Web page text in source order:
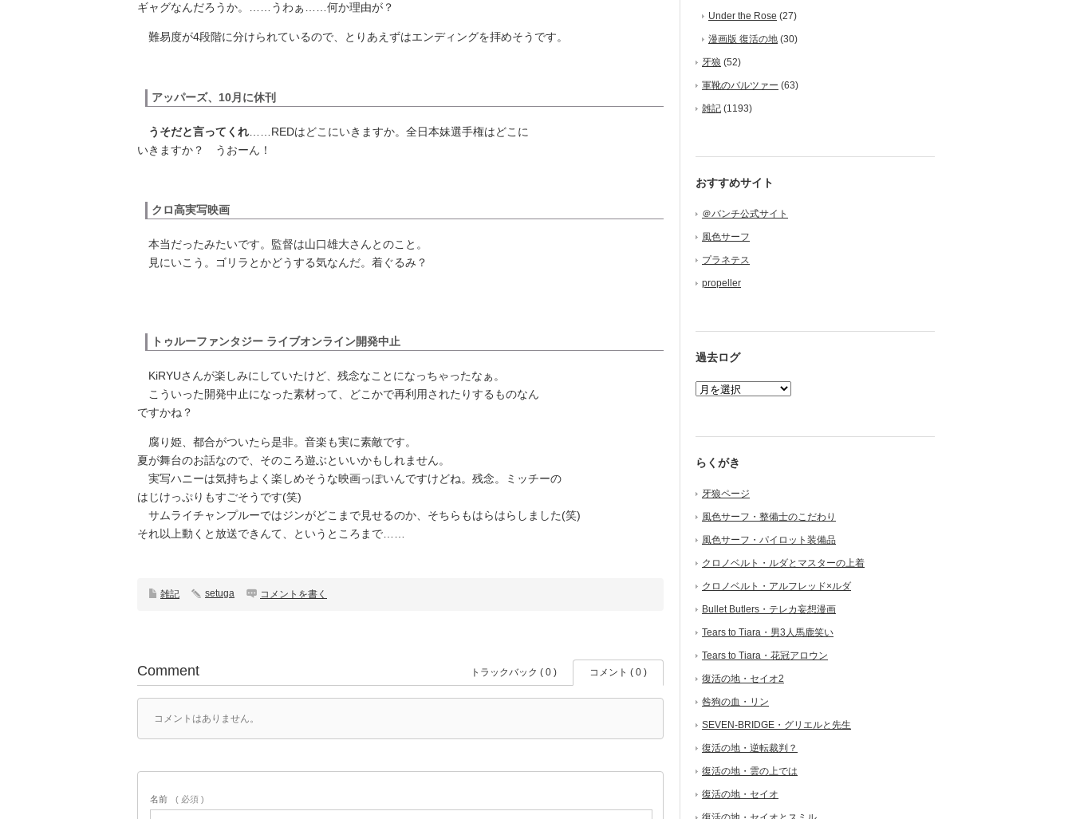
ギャグなんだろうか。……うわぁ……何か理由が？
難易度が4段階に分けられているので、とりあえずはエンディングを拝めそうです。
アッパーズ、10月に休刊
うそだと言ってくれ ……REDはどこにいきますか。全日本妹選手権はどこに
いきますか？ うおーん！
クロ高実写映画
本当だったみたいです。監督は山口雄大さんとのこと。
見にいこう。ゴリラとかどうする気なんだ。着ぐるみ？
トゥルーファンタジー ライブオンライン開発中止
KiRYUさんが楽しみにしていたけど、残念なことになっちゃったなぁ。
こういった開発中止になった素材って、どこかで再利用されたりするものなん
ですかね？
腐り姫、都合がついたら是非。音楽も実に素敵です。
夏が舞台のお話なので、そのころ遊ぶといいかもしれません。
実写ハニーは気持ちよく楽しめそうな映画っぽいんですけどね。残念。ミッチーの
はじけっぷりもすごそうです(笑)
サムライチャンプルーではジンがどこまで見せるのか、そちらもはらはらしました(笑)
それ以上動くと放送できんて、というところまで……
雑記 setuga コメントを書く
Comment トラックバック ( 0 ) コメント ( 0 )
コメントはありません。
名前 ( 必須 )
Under the Rose (27)
漫画版 復活の地 (30)
牙狼 (52)
軍靴のバルツァー (63)
雑記 (1193)
おすすめサイト
＠バンチ公式サイト
風色サーフ
プラネテス
propeller
過去ログ
らくがき
牙狼ページ
風色サーフ・整備士のこだわり
風色サーフ・パイロット装備品
クロノベルト・ルダとマスターの上着
クロノベルト・アルフレッド×ルダ
Bullet Butlers・テレカ妄想漫画
Tears to Tiara・男3人馬鹿笑い
Tears to Tiara・花冠アロウン
復活の地・セイオ2
咎狗の血・リン
SEVEN-BRIDGE・グリエルと先生
復活の地・逆転裁判？
復活の地・雲の上では
復活の地・セイオ